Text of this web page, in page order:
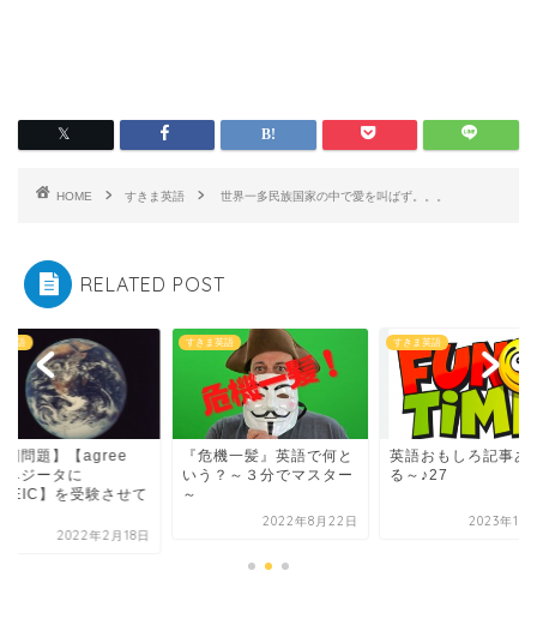
HOME すきま英語 世界一多民族国家の中で愛を叫ばず。。。
RELATED POST
英語
詞問題】【agree
ベジータに
】を受験させて
2022年2月18日
すきま英語
『危機一髪』英語で何と
いう？～３分でマスター
～
2022年8月22日
すきま英語
英語おもしろ記事あ
る～♪27
2023年10